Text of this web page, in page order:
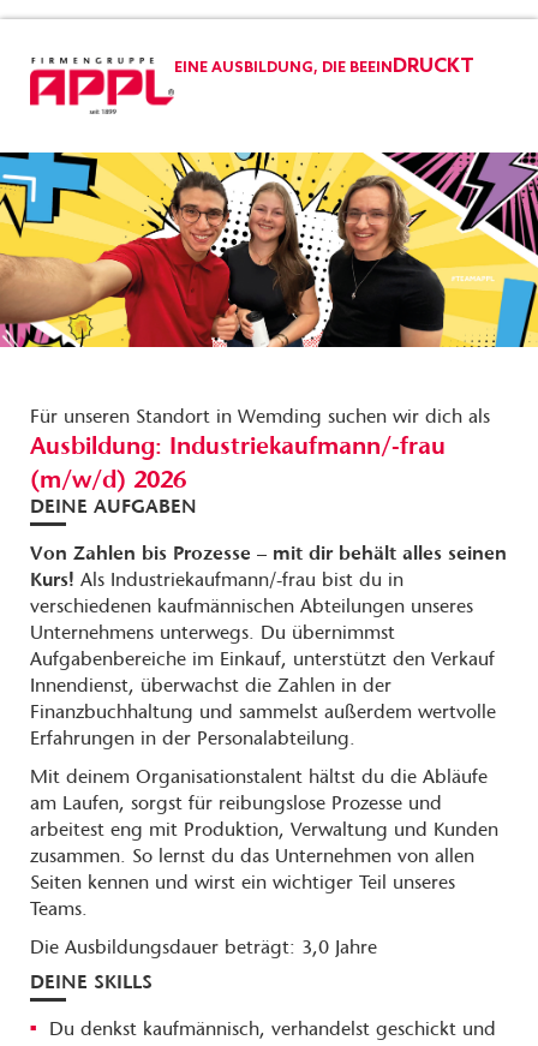
EINE AUSBILDUNG, DIE BEEINDRUCKT
Für unseren Standort in Wemding suchen wir dich als
Ausbildung: Industriekaufmann/-frau
(m/w/d) 2026
DEINE AUFGABEN
Von Zahlen bis Prozesse – mit dir behält alles seinen
Kurs! Als Industriekaufmann/-frau bist du in
verschiedenen kaufmännischen Abteilungen unseres
Unternehmens unterwegs. Du übernimmst
Aufgabenbereiche im Einkauf, unterstützt den Verkauf
Innendienst, überwachst die Zahlen in der
Finanzbuchhaltung und sammelst außerdem wertvolle
Erfahrungen in der Personalabteilung.
Mit deinem Organisationstalent hältst du die Abläufe
am Laufen, sorgst für reibungslose Prozesse und
arbeitest eng mit Produktion, Verwaltung und Kunden
zusammen. So lernst du das Unternehmen von allen
Seiten kennen und wirst ein wichtiger Teil unseres
Teams.
Die Ausbildungsdauer beträgt: 3,0 Jahre
DEINE SKILLS
Du denkst kaufmännisch, verhandelst geschickt und